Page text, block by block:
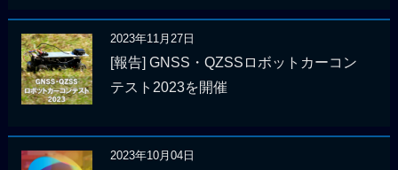
2023年11月27日
[報告] GNSS・QZSSロボットカーコン
テスト2023を開催
2023年10月04日